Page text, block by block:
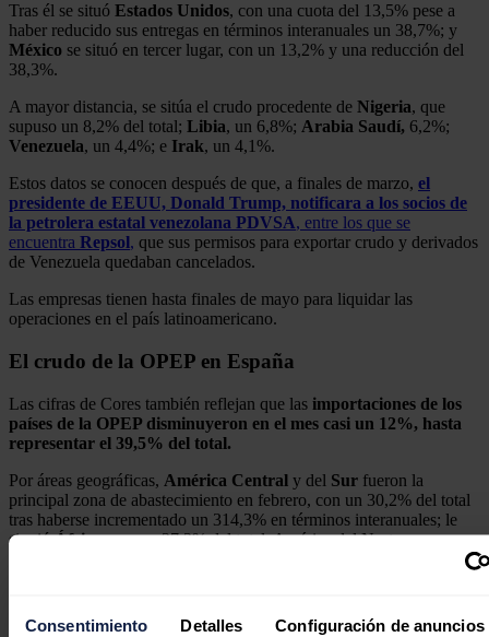
Consentimiento Detalles Configuración de anuncios
Tras él se situó Estados Unidos, con una cuota del 13,5% pese a
haber reducido sus entregas en términos interanuales un 38,7%; y
México se situó en tercer lugar, con un 13,2% y una reducción del
38,3%.
A mayor distancia, se sitúa el crudo procedente de Nigeria, que
supuso un 8,2% del total; Libia, un 6,8%; Arabia Saudí, 6,2%;
Venezuela, un 4,4%; e Irak, un 4,1%.
Estos datos se conocen después de que, a finales de marzo, el
presidente de EEUU, Donald Trump, notificara a los socios de
la petrolera estatal venezolana PDVSA, entre los que se
encuentra Repsol, que sus permisos para exportar crudo y derivados
de Venezuela quedaban cancelados.
Las empresas tienen hasta finales de mayo para liquidar las
operaciones en el país latinoamericano.
El crudo de la OPEP en España
Las cifras de Cores también reflejan que las importaciones de los
países de la OPEP disminuyeron en el mes casi un 12%, hasta
representar el 39,5% del total.
Por áreas geográficas, América Central y del Sur fueron la
principal zona de abastecimiento en febrero, con un 30,2% del total
tras haberse incrementado un 314,3% en términos interanuales; le
siguióÁfrica, con un 27,2% del total; América del Norte, con un